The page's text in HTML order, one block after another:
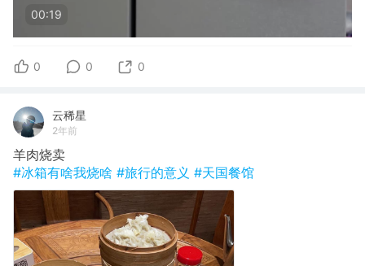
00:19
0 0 0
云稀星
2年前
羊肉烧卖
#冰箱有啥我烧啥 #旅行的意义 #天国餐馆